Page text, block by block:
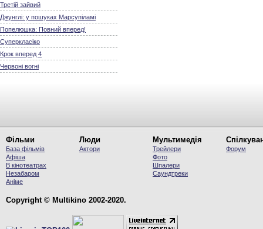
Третій зайвий
Джунглі: у пошуках Марсупіламі
Попелюшка: Повний вперед!
Суперкласіко
Крок вперед 4
Червоні вогні
Фільми
База фільмів
Афіша
В кінотеатрах
Незабаром
Аніме
Люди
Актори
Мультимедія
Трейлери
Фото
Шпалери
Саундтреки
Форум
Copyright © Multikino 2002-2020.